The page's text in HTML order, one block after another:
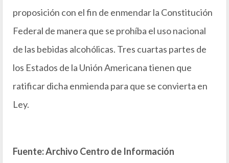
proposición con el fin de enmendar la Constitución
Federal de manera que se prohíba el uso nacional
de las bebidas alcohólicas. Tres cuartas partes de
los Estados de la Unión Americana tienen que
ratificar dicha enmienda para que se convierta en
Ley.
Fuente: Archivo Centro de Información